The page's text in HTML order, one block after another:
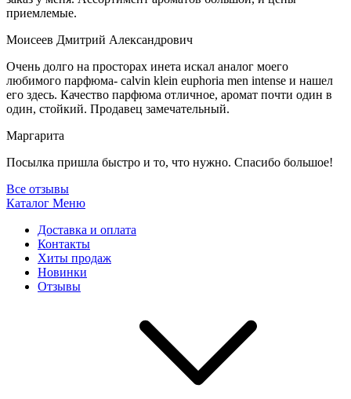
приемлемые.
Моисеев Дмитрий Александрович
Очень долго на просторах инета искал аналог моего
любимого парфюма- calvin klein euphoria men intense и нашел
его здесь. Качество парфюма отличное, аромат почти один в
один, стойкий. Продавец замечательный.
Маргарита
Посылка пришла быстро и то, что нужно. Спасибо большое!
Все отзывы
Каталог Меню
Доставка и оплата
Контакты
Хиты продаж
Новинки
Отзывы